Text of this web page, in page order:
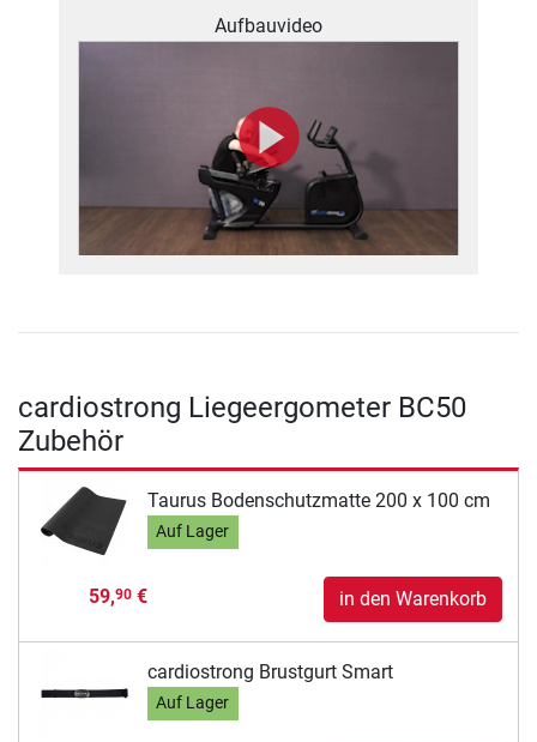
Aufbauvideo
cardiostrong Liegeergometer BC50
Zubehör
Taurus Bodenschutzmatte 200 x 100 cm
Auf Lager
59,90€ in den Warenkorb
cardiostrong Brustgurt Smart
Auf Lager